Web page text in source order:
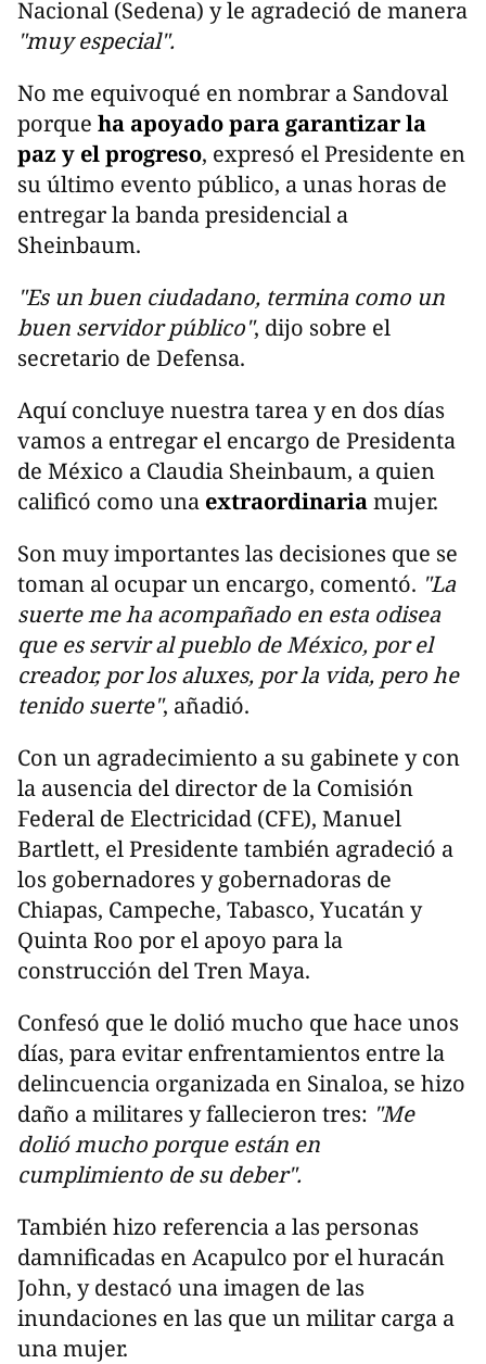
Nacional (Sedena) y le agradeció de manera
"muy especial".
No me equivoqué en nombrar a Sandoval
porque ha apoyado para garantizar la
paz y el progreso, expresó el Presidente en
su último evento público, a unas horas de
entregar la banda presidencial a
Sheinbaum.
"Es un buen ciudadano, termina como un
buen servidor público", dijo sobre el
secretario de Defensa.
Aquí concluye nuestra tarea y en dos días
vamos a entregar el encargo de Presidenta
de México a Claudia Sheinbaum, a quien
calificó como una extraordinariamujer.
Son muy importantes las decisiones que se
toman al ocupar un encargo, comentó. "La
suerte me ha acompañado en esta odisea
que es servir al pueblo de México, por el
creador, por los aluxes, por la vida, pero he
tenido suerte", añadió.
Con un agradecimiento a su gabinete y con
la ausencia del director de la Comisión
Federal de Electricidad (CFE), Manuel
Bartlett, el Presidente también agradeció a
los gobernadores y gobernadoras de
Chiapas, Campeche, Tabasco, Yucatán y
Quinta Roo por el apoyo para la
construcción del Tren Maya.
Confesó que le dolió mucho que hace unos
días, para evitar enfrentamientos entre la
delincuencia organizada en Sinaloa, se hizo
daño a militares y fallecieron tres: "Me
dolió mucho porque están en
cumplimiento de su deber".
También hizo referencia a las personas
damnificadas en Acapulco por el huracán
John, y destacó una imagen de las
inundaciones en las que un militar carga a
una mujer.